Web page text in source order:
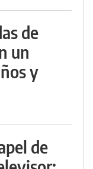
de
un
y
de